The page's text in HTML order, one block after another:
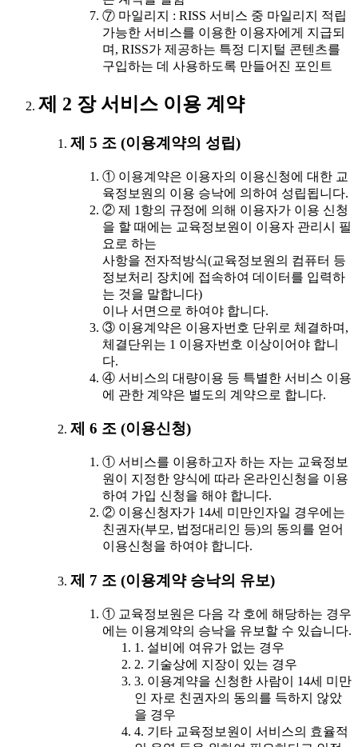
⑦ 마일리지 : RISS 서비스 중 마일리지 적립
가능한 서비스를 이용한 이용자에게 지급되
며, RISS가 제공하는 특정 디지털 콘텐츠를
구입하는 데 사용하도록 만들어진 포인트
제 2 장 서비스 이용 계약
제 5 조 (이용계약의 성립)
① 이용계약은 이용자의 이용신청에 대한 교
육정보원의 이용 승낙에 의하여 성립됩니다.
② 제 1항의 규정에 의해 이용자가 이용 신청
을 할 때에는 교육정보원이 이용자 관리시 필
요로 하는
사항을 전자적방식(교육정보원의 컴퓨터 등
정보처리 장치에 접속하여 데이터를 입력하
는 것을 말합니다)
이나 서면으로 하여야 합니다.
③ 이용계약은 이용자번호 단위로 체결하며,
체결단위는 1 이용자번호 이상이어야 합니
다.
④ 서비스의 대량이용 등 특별한 서비스 이용
에 관한 계약은 별도의 계약으로 합니다.
제 6 조 (이용신청)
① 서비스를 이용하고자 하는 자는 교육정보
원이 지정한 양식에 따라 온라인신청을 이용
하여 가입 신청을 해야 합니다.
② 이용신청자가 14세 미만인자일 경우에는
친권자(부모, 법정대리인 등)의 동의를 얻어
이용신청을 하여야 합니다.
제 7 조 (이용계약 승낙의 유보)
① 교육정보원은 다음 각 호에 해당하는 경우
에는 이용계약의 승낙을 유보할 수 있습니다.
1. 설비에 여유가 없는 경우
2. 기술상에 지장이 있는 경우
3. 이용계약을 신청한 사람이 14세 미만
인 자로 친권자의 동의를 득하지 않았
을 경우
4. 기타 교육정보원이 서비스의 효율적